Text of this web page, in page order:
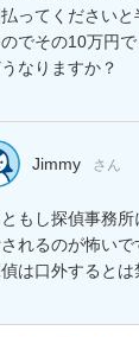
ってくださいと
でその10万円で
なりますか？
Jimmy さん
もし探偵事務
れるのが怖いで
は口外するとは